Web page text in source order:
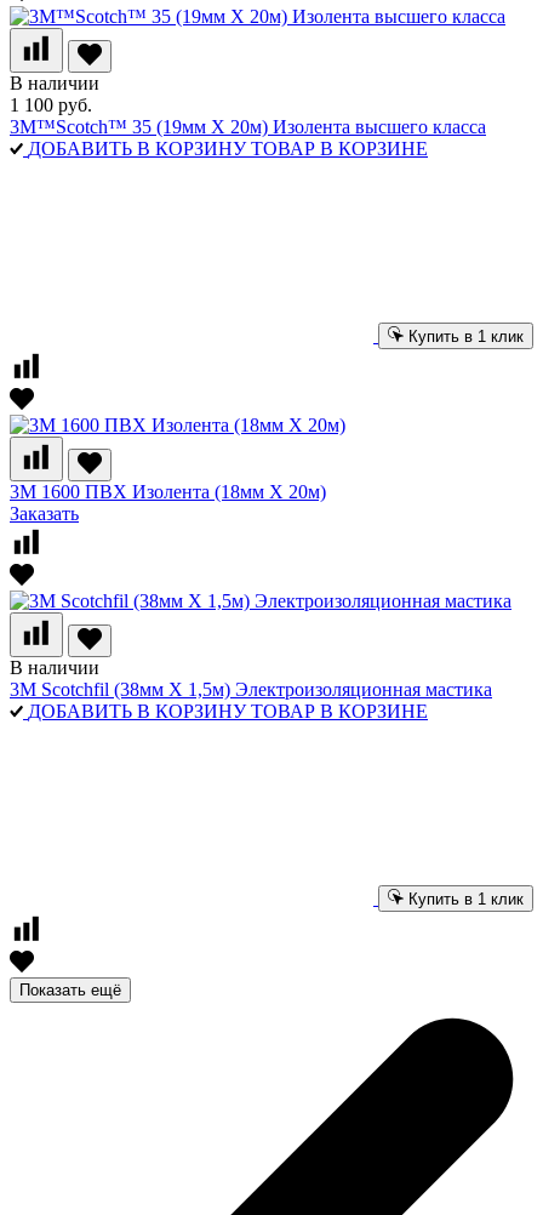
В наличии
1 100 руб.
3M™Scotch™ 35 (19мм Х 20м) Изолента высшего класса
ДОБАВИТЬ В КОРЗИНУ ТОВАР В КОРЗИНЕ
Купить в 1 клик
3М 1600 ПВХ Изолента (18мм Х 20м)
Заказать
В наличии
3M Scotchfil (38мм Х 1,5м) Электроизоляционная мастика
ДОБАВИТЬ В КОРЗИНУ ТОВАР В КОРЗИНЕ
Купить в 1 клик
Показать ещё